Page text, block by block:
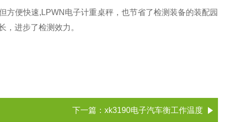
方便快速,LPWN 电子计重桌秤，也节省了检测装备的装配园
，进步了检测效力。
下一篇： xk3190电子汽车衡工作温度